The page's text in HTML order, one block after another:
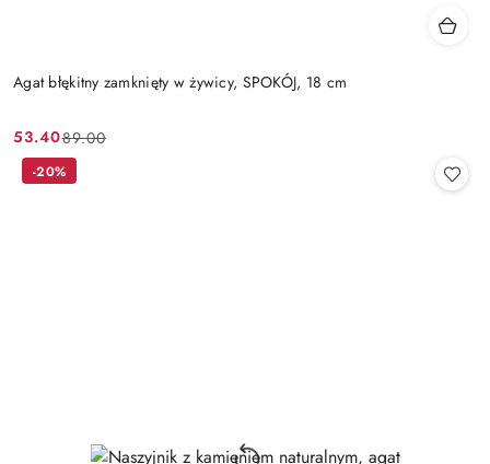
Agat błękitny zamknięty w żywicy, SPOKÓJ, 18 cm
Cena
promocyjna:
53.40
Cena
przed
89.00
-20%